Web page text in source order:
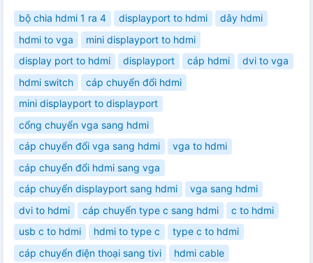
bộ chia hdmi 1 ra 4 displayport to hdmi
dây hdmi
hdmi to vga
mini displayport to hdmi
display port to hdmi
displayport cáp hdmi
dvi to vga
hdmi switch
cáp chuyển đổi hdmi
mini displayport to displayport
cổng chuyển vga sang hdmi
cáp chuyển đổi vga sang hdmi
vga to hdmi
cáp chuyển đổi hdmi sang vga
cáp chuyển displayport sang hdmi
vga sang hdmi
dvi to hdmi
cáp chuyển type c sang hdmi
c to hdmi
usb c to hdmi
hdmi to type c
type c to hdmi
cáp chuyển điện thoại sang tivi
hdmi cable